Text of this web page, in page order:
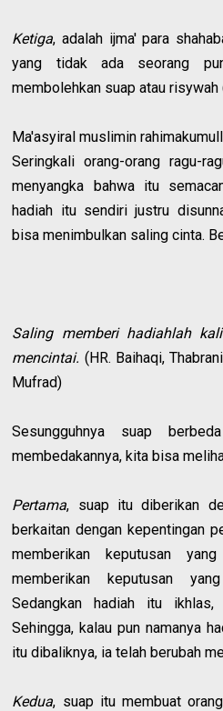
Ketiga, adalah ijma' para
yang tidak ada seorang
Ma'asyiral muslimin
Seringkali orang-orang ragu-
menyangka bahwa itu
hadiah itu sendiri justru
bisa menimbulkan saling cinta.
Saling memberi hadiahlah
mencintai. (HR. Baihaqi,
Mufrad)
Sesungguhnya suap
membedakannya, kita bisa
Pertama, suap itu diberikan
berkaitan dengan kepentingan
memberikan keputusan yang
memberikan keputusan
Sedangkan hadiah itu
Sehingga, kalau pun namanya
itu dibaliknya, ia telah berubah
Kedua, suap itu membuat